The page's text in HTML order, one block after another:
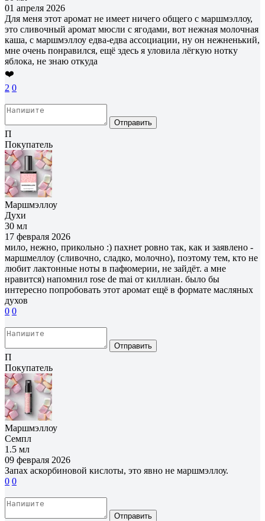
01 апреля 2026
Для меня этот аромат не имеет ничего общего с маршмэллоу,
это сливочный аромат мюсли с ягодами, вот нежная молочная
каша, с маршмэллоу едва-едва ассоциации, ну он нежненький,
мне очень понравился, ещё здесь я уловила лёгкую нотку
яблока, не знаю откуда
❤️
2 0
Отправить
П
Покупатель
Маршмэллоу
Духи
30 мл
17 февраля 2026
мило, нежно, прикольно :) пахнет ровно так, как и заявлено -
маршмеллоу (сливочно, сладко, молочно), поэтому тем, кто не
любит лактонные ноты в пафюмерии, не зайдёт. а мне
нравится) напомнил rose de mai от киллиан. было бы
интересно попробовать этот аромат ещё в формате масляных
духов
0 0
Отправить
П
Покупатель
Маршмэллоу
Семпл
1.5 мл
09 февраля 2026
Запах аскорбиновой кислоты, это явно не маршмэллоу.
0 0
Отправить